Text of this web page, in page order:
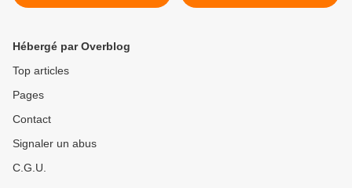
Hébergé par Overblog
Top articles
Pages
Contact
Signaler un abus
C.G.U.